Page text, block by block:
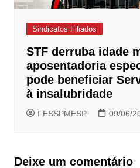
Sindicatos Filiados
STF derruba idade
aposentadoria
pode beneficiar
à insalubridade
FESSPMESP 09/06/
Deixe um comentário